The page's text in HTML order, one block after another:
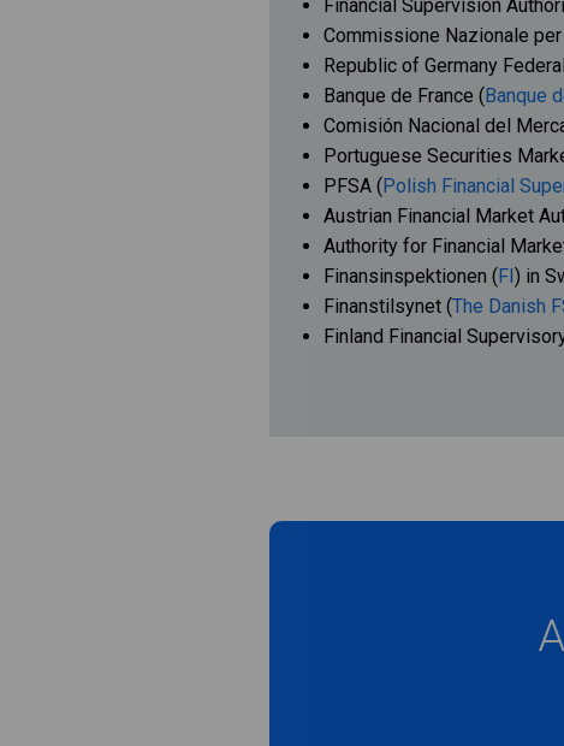
Financial Supervision
Commissione Nazionale
Republic of Germany
Banque de France (Banque
Comisión Nacional del
Portuguese Securities
PFSA (Polish Financial
Austrian Financial Market
Authority for Financial
Finansinspektionen (FI) in
Finanstilsynet (The Danish
Finland Financial